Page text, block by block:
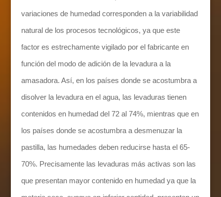
variaciones de humedad corresponden a la variabilidad
natural de los procesos tecnológicos, ya que este
factor es estrechamente vigilado por el fabricante en
función del modo de adición de la levadura a la
amasadora. Así, en los países donde se acostumbra a
disolver la levadura en el agua, las levaduras tienen
contenidos en humedad del 72 al 74%, mientras que en
los países donde se acostumbra a desmenuzar la
pastilla, las humedades deben reducirse hasta el 65-
70%. Precisamente las levaduras más activas son las
que presentan mayor contenido en humedad ya que la